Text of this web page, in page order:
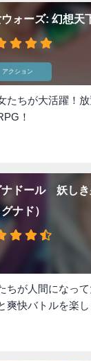
ォーズ: 幻想天
アクション
たちが大活躍！
！
ナドール 妖しき
グナド）
ちが人間になっ
爽快バトルを楽し